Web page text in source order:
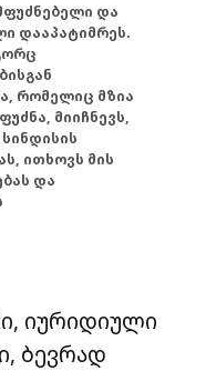
და
დააპატიმრეს.
რომელიც მზია
მიიჩნევს,
ითხოვს მის
და
იურიდიული
ბევრად